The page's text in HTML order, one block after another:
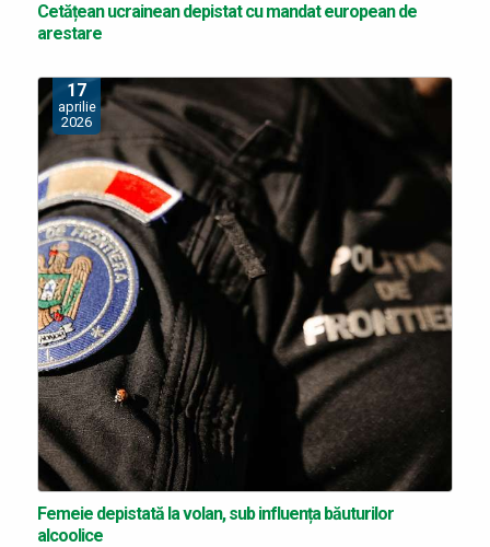
Cetățean ucrainean depistat cu mandat european de
arestare
17
aprilie
2026
Femeie depistată la volan, sub influența băuturilor
alcoolice